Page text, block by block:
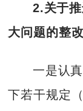
2.关于
大问题的整
一是认
下若干规定